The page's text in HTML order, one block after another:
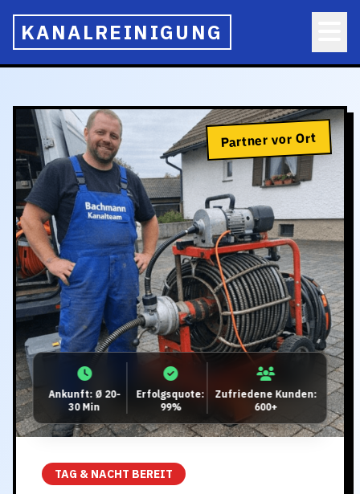
KANALREINIGUNG
Partner vor Ort
Ankunft: Ø 20-
30 Min
Erfolgsquote:
99%
Zufriedene Kunden:
600+
TAG & NACHT BEREIT